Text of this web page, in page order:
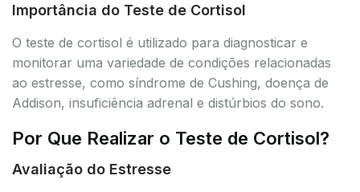
Importância do Teste de Cortisol
O teste de cortisol é utilizado para diagnosticar e
monitorar uma variedade de condições relacionadas
ao estresse, como síndrome de Cushing, doença de
Addison, insuficiência adrenal e distúrbios do sono.
Por Que Realizar o Teste de Cortisol?
Avaliação do Estresse